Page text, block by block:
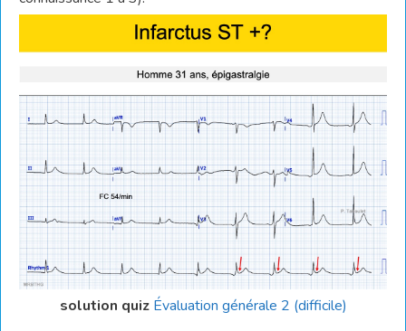
solution quiz Évaluation générale 2 (difficile)